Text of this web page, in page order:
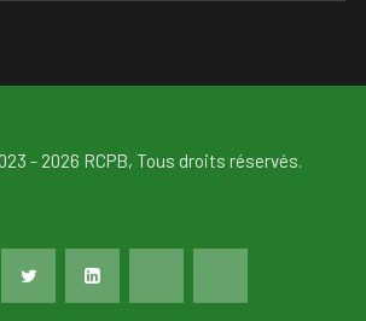
- 2026 RCPB, Tous droits réservés.